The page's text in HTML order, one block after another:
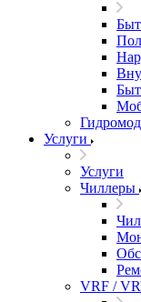
Услуги
Услуги
Чиллеры
VRF /